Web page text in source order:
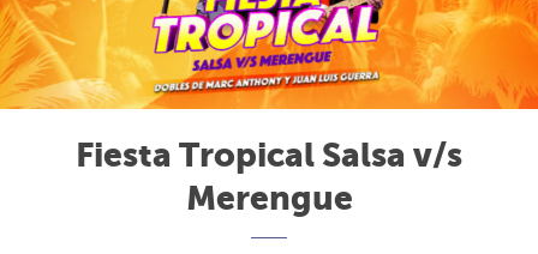
Fiesta Tropical Salsa v/s
Merengue